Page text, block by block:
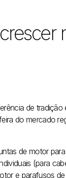
de tradição
do mercado
de motor
(para
e parafusos